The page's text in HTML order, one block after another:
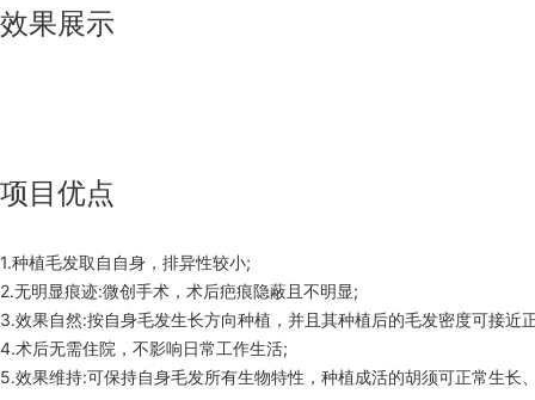
效果展示
项目优点
1.种植毛发取自自身，排异性较小;
2.无明显痕迹:微创手术，术后疤痕隐蔽且不明显;
3.效果自然:按自身毛发生长方向种植，并且其种植后的毛发密度可接近
4.术后无需住院，不影响日常工作生活;
5.效果维持:可保持自身毛发所有生物特性，种植成活的胡须可正常生长